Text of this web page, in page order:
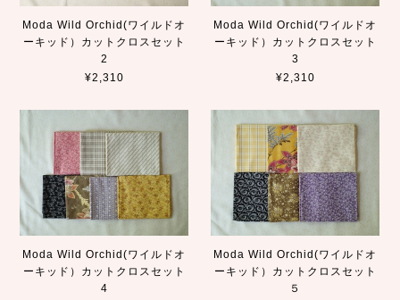
Moda Wild Orchid(ワイルドオ
ーキッド）カットクロスセット
2
¥2,310
Moda Wild Orchid(ワイルドオ
ーキッド）カットクロスセット
3
¥2,310
Moda Wild Orchid(ワイルドオ
ーキッド）カットクロスセット
4
Moda Wild Orchid(ワイルドオ
ーキッド）カットクロスセット
５